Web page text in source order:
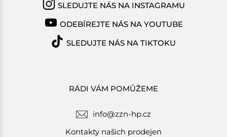
RÁDI VÁM POMŮŽEME
info@zzn-hp.cz
Kontakty našich prodejen
SLEDUJTE NÁS NA INSTAGRAMU
ODEBÍREJTE NÁS NA YOUTUBE
SLEDUJTE NÁS NA TIKTOKU